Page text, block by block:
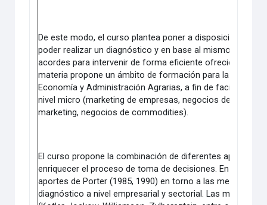
De este modo, el curso plantea poner a disposición del
poder realizar un diagnóstico y en base al mismo, ser
acordes para intervenir de forma eficiente ofreciendo
materia propone un ámbito de formación para la
Economía y Administración Agrarias, a fin de facilitar el
nivel micro (marketing de empresas, negocios de
marketing, negocios de commodities).
El curso propone la combinación de diferentes
enriquecer el proceso de toma de decisiones. En este
aportes de Porter (1985, 1990) en torno a las
diagnóstico a nivel empresarial y sectorial. Las mismas